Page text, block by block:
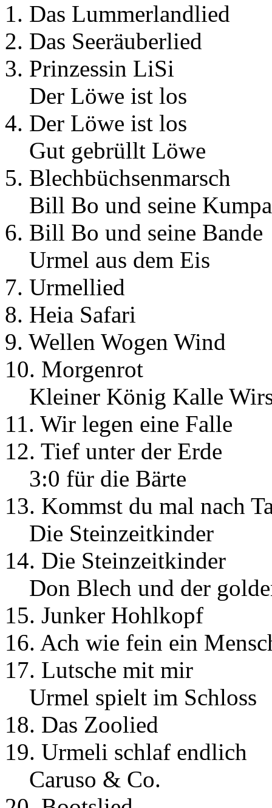
1. Das Lummerlandlied
2. Das Seeräuberlied
3. Prinzessin LiSi
Der Löwe ist los
4. Der Löwe ist los
Gut gebrüllt Löwe
5. Blechbüchsenmarsch
Bill Bo und seine
6. Bill Bo und seine Bande
Urmel aus dem Eis
7. Urmellied
8. Heia Safari
9. Wellen Wogen Wind
10. Morgenrot
Kleiner König Kalle
11. Wir legen eine Falle
12. Tief unter der Erde
3:0 für die Bärte
13. Kommst du mal nach
Die Steinzeitkinder
14. Die Steinzeitkinder
Don Blech und der
15. Junker Hohlkopf
16. Ach wie fein ein
17. Lutsche mit mir
Urmel spielt im Schloss
18. Das Zoolied
19. Urmeli schlaf endlich
Caruso & Co.